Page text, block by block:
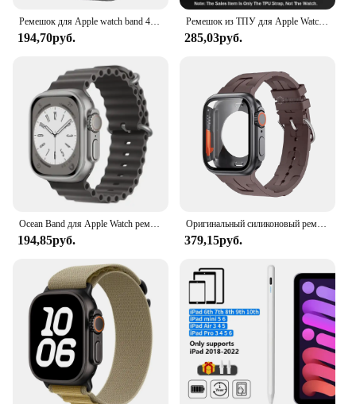
194,70руб.
Ремешок из ТПУ для Apple Watch Band 45 мм 41 мм 44 мм 40 мм 42 мм 38 мм, прозрачный ТПУ Браслет для Iwatch Series 3 4 5 6 SE 7, чехол
285,03руб.
194,85руб.
Оригинальный силиконовый ремешок и смены на ультратонкий ремешок для Apple Watch 9 8 7 6 SE 5 4, ремешок для iWatch серии 44 мм 45 мм 42 мм 41 мм, браслет
379,15руб.